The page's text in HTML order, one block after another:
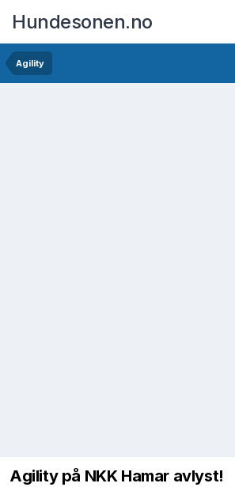
Hundesonen.no
Agility
Agility på NKK Hamar avlyst!